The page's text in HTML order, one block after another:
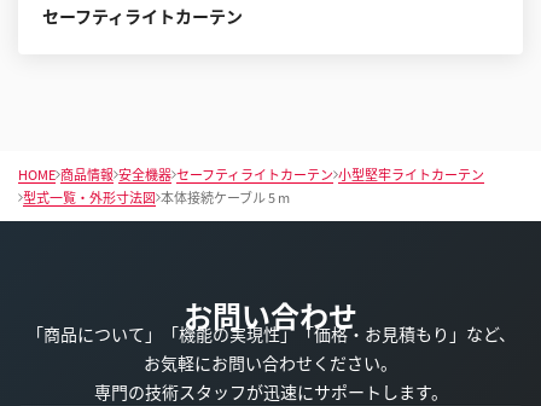
セーフティライトカーテン
HOME 商品情報 安全機器 セーフティライトカーテン 小型堅牢ライトカーテン
型式一覧・外形寸法図 本体接続ケーブル 5 m
お問い合わせ
「商品について」「機能の実現性」「価格・お見積もり」など、
お気軽にお問い合わせください。
専門の技術スタッフが迅速にサポートします。